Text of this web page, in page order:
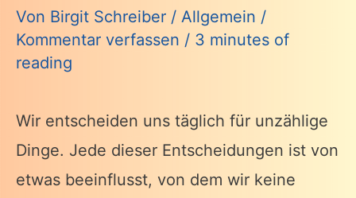
Von Birgit Schreiber / Allgemein /
Kommentar verfassen / 3 minutes of
reading
Wir entscheiden uns täglich für unzählige
Dinge. Jede dieser Entscheidungen ist von
etwas beeinflusst, von dem wir keine